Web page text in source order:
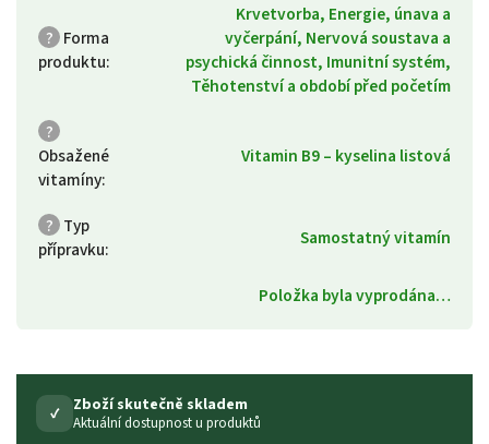
? Forma
produktu:
Krvetvorba, Energie, únava a
vyčerpání, Nervová soustava a
psychická činnost, Imunitní systém,
Těhotenství a období před početím
?
Obsažené
vitamíny:
Vitamin B9 – kyselina listová
? Typ
přípravku: Samostatný vitamín
Položka byla vyprodána…
✓ Zboží skutečně skladem
Aktuální dostupnost u produktů